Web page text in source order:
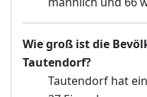
Wie groß ist die
Tautendorf?
Tautendorf hat